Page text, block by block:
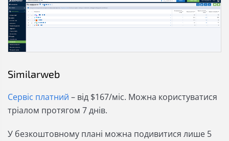
Similarweb
Сервіс платний – від $167/міс. Можна користуватися
тріалом протягом 7 днів.
У безкоштовному плані можна подивитися лише 5